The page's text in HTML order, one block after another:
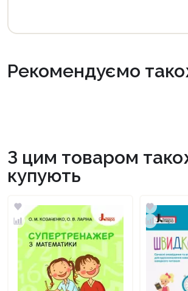
Рекомендуємо
З цим товаром
купують